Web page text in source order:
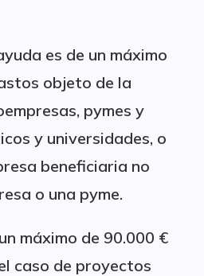
es de un máximo
objeto de la
pymes y
y universidades, o
beneficiaria no
o una pyme.
máximo de 90.000 €
caso de proyectos